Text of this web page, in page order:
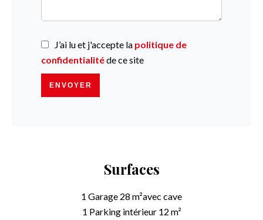
J’ai lu et j'accepte la politique de
confidentialitéde ce site
ENVOYER
Surfaces
1 Garage 28 m²avec cave
1 Parking intérieur 12 m²